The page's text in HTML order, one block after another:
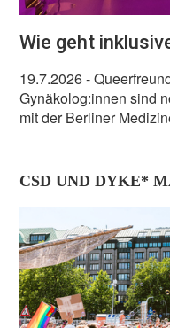
Wie geht
19.7.2026-
Gynäkolog:innen sind
mit der Berliner
CSD UND DYKE*